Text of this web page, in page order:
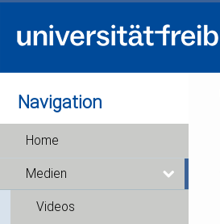
Navigation
Home
Medien
Videos